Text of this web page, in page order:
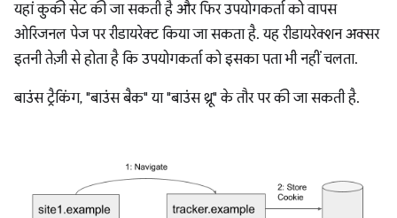
यहां कुकी सेट की जा सकती है और फिर उपयोगकर्ता को वापस
ओरिजनल पेज पर रीडायरेक्ट किया जा सकता है. यह रीडायरेक्शन अक्सर
इतनी तेज़ी से होता है कि उपयोगकर्ता को इसका पता भी नहीं चलता.
बाउंस ट्रैकिंग, "बाउंस बैक" या "बाउंस थ्रू" के तौर पर की जा सकती है.